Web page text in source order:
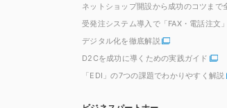
ネットショップ開設から成功のコツまで
受発注システム導入で「FAX・電話注文
デジタル化を徹底解説
D2Cを成功に導くための実践ガイド
「EDI」の7つの課題でわかりやすく解説